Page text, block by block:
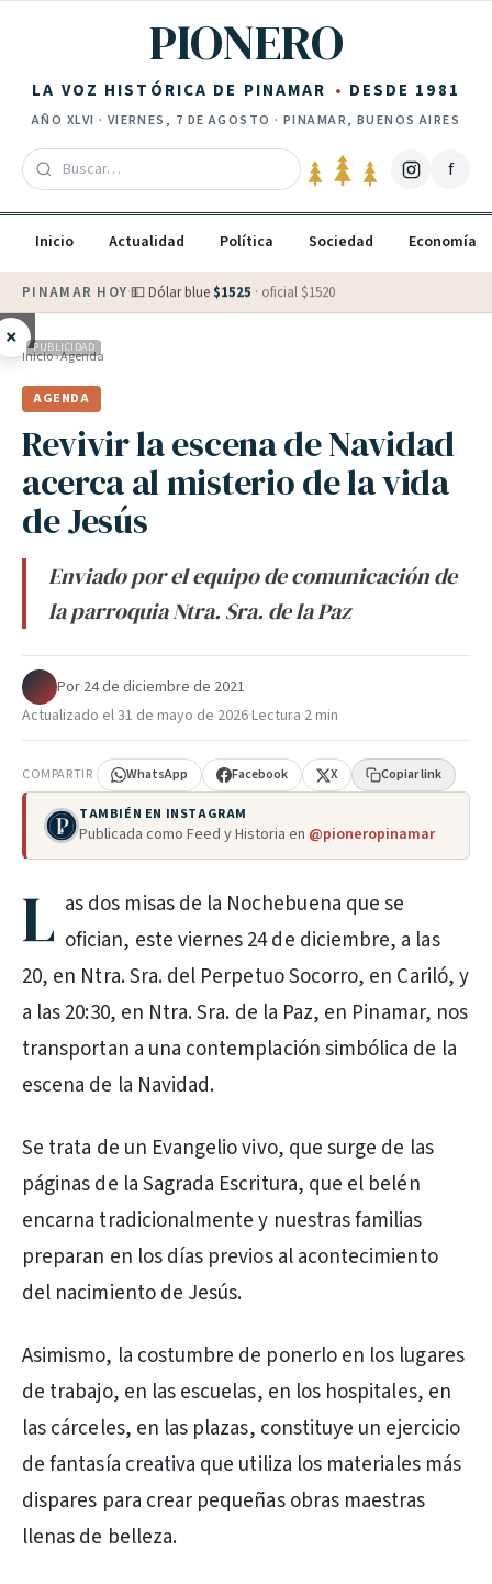
PIONERO
LA VOZ HISTÓRICA DE PINAMAR DESDE 1981
AÑO XLVI · VIERNES, 7 DE AGOSTO · PINAMAR, BUENOS AIRES
f
Inicio Actualidad Política Sociedad Economía
PINAMAR HOY·💵 Dólar blue $1525 · oficial $1520
× PUBLICIDAD
Inicio›Agenda
AGENDA
Revivir la escena de Navidad
acerca al misterio de la vida
de Jesús
Enviado por el equipo de comunicación de
la parroquia Ntra. Sra. de la Paz
Por·24 de diciembre de 2021·
Actualizado el31 de mayo de 2026·Lectura 2 min
COMPARTIR WhatsApp Facebook X Copiar link
TAMBIÉN EN INSTAGRAM
Publicada como Feed y Historia en @pioneropinamar
L as dos misas de la Nochebuena que se
ofician, este viernes 24 de diciembre, a las
20, en Ntra. Sra. del Perpetuo Socorro, en Cariló, y
a las 20:30, en Ntra. Sra. de la Paz, en Pinamar, nos
transportan a una contemplación simbólica de la
escena de la Navidad.
Se trata de un Evangelio vivo, que surge de las
páginas de la Sagrada Escritura, que el belén
encarna tradicionalmente y nuestras familias
preparan en los días previos al acontecimiento
del nacimiento de Jesús.
Asimismo, la costumbre de ponerlo en los lugares
de trabajo, en las escuelas, en los hospitales, en
las cárceles, en las plazas, constituye un ejercicio
de fantasía creativa que utiliza los materiales más
dispares para crear pequeñas obras maestras
llenas de belleza.